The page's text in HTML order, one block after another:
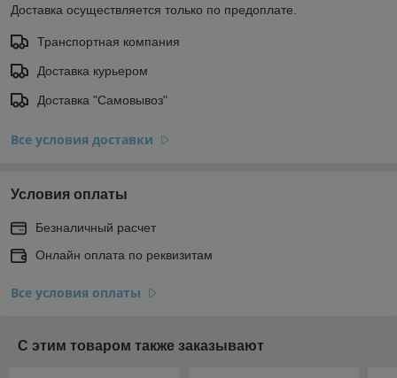
Доставка осуществляется только по предоплате.
Транспортная компания
Доставка курьером
Доставка "Самовывоз"
Все условия доставки
Условия оплаты
Безналичный расчет
Онлайн оплата по реквизитам
Все условия оплаты
С этим товаром также заказывают